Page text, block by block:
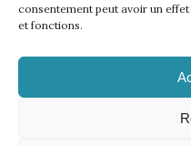
consentement peut avoir un
et fonctions.